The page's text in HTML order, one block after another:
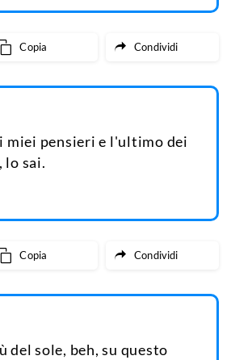
Copia Condividi
miei pensieri e l'ultimo dei
lo sai.
Copia Condividi
del sole, beh, su questo